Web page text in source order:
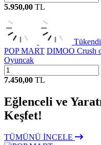
5.950,00 TL
Tükendi
POP MART DIMOO Crush
Oyuncak
7.450,00 TL
Eğlenceli ve
Keşfet!
TÜMÜNÜ İNCELE